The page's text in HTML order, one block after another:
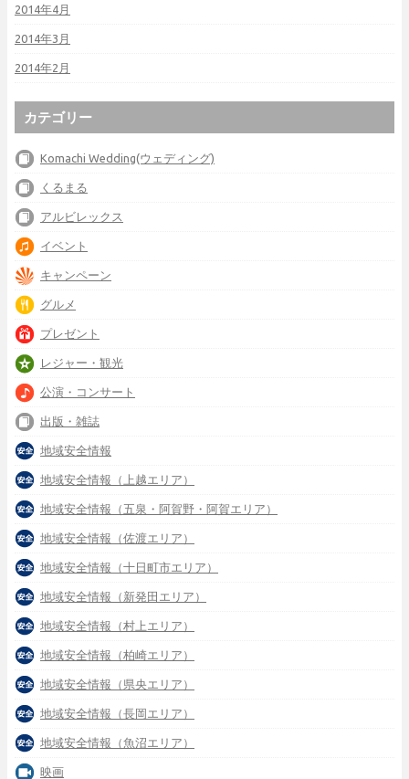
2014年4月
2014年3月
2014年2月
カテゴリー
Komachi Wedding(ウェディング)
くるまる
アルビレックス
イベント
キャンペーン
グルメ
プレゼント
レジャー・観光
公演・コンサート
出版・雑誌
地域安全情報
地域安全情報（上越エリア）
地域安全情報（五泉・阿賀野・阿賀エリア）
地域安全情報（佐渡エリア）
地域安全情報（十日町市エリア）
地域安全情報（新発田エリア）
地域安全情報（村上エリア）
地域安全情報（柏崎エリア）
地域安全情報（県央エリア）
地域安全情報（長岡エリア）
地域安全情報（魚沼エリア）
映画